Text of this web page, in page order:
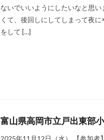
ないでいいようにしたいなと思
くて、後回しにしてしまって夜
をして […]
富山県高岡市立戸出東部
2025年11月12日（水） 【参加